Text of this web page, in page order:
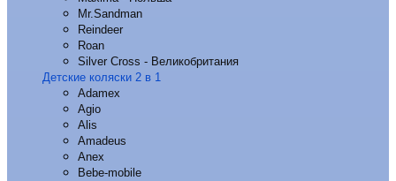
Mr.Sandman
Reindeer
Roan
Silver Cross - Великобритания
Детские коляски 2 в 1
Adamex
Agio
Alis
Amadeus
Anex
Bebe-mobile